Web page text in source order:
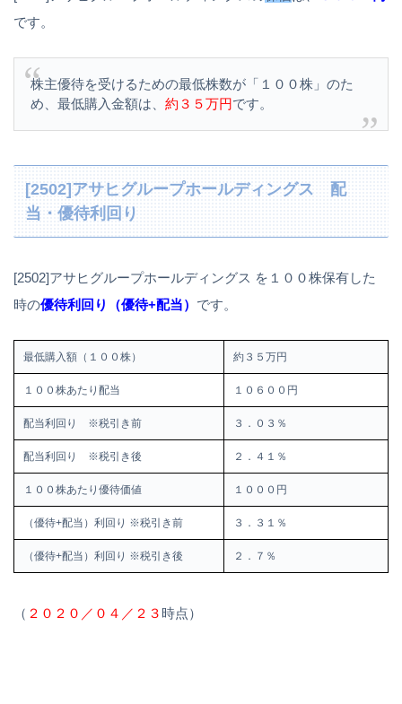
です。
株主優待を受けるための最低株数が「１００株」のた
め、最低購入金額は、 約３５万円です。
[2502]アサヒグループホールディングス 配
当・優待利回り
[2502]アサヒグループホールディングス を１００株保有した
時の優待利回り（優待+配当） です。
最低購入額（１００株） 約３５万円
１００株あたり配当 １０６００円
配当利回り ※税引き前 ３．０３％
配当利回り ※税引き後 ２．４１％
１００株あたり優待価値 １０００円
（優待+配当）利回り ※税引き前 ３．３１％
（優待+配当）利回り ※税引き後 ２．７％
（ ２０２０／０４／２３時点）